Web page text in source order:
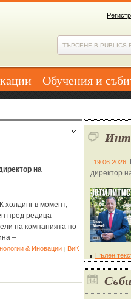
Обучения и
на
холдинг в момент,
пред редица
на компанията по
–
& Иновации | ВиК
19.06.2026
директор
Пълен